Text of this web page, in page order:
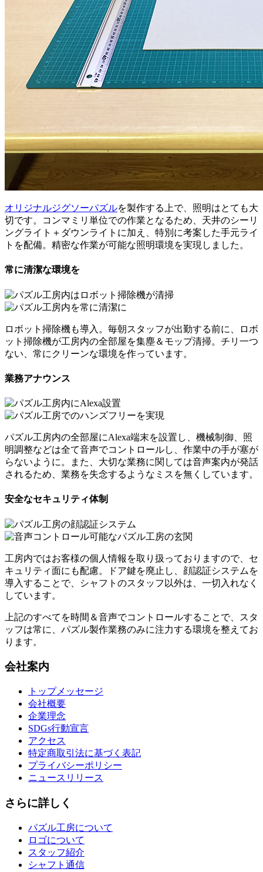
オリジナルジグソーパズルを製作する上で、照明はとても大
切です。コンマミリ単位での作業となるため、天井のシーリ
ングライト＋ダウンライトに加え、特別に考案した手元ライ
トを配備。精密な作業が可能な照明環境を実現しました。
常に清潔な環境を
ロボット掃除機も導入。毎朝スタッフが出勤する前に、ロボ
ット掃除機が工房内の全部屋を集塵＆モップ清掃。チリ一つ
ない、常にクリーンな環境を作っています。
業務アナウンス
パズル工房内の全部屋にAlexa端末を設置し、機械制御、照
明調整などは全て音声でコントロールし、作業中の手が塞が
らないように。また、大切な業務に関しては音声案内が発話
されるため、業務を失念するようなミスを無くしています。
安全なセキュリティ体制
工房内ではお客様の個人情報を取り扱っておりますので、セ
キュリティ面にも配慮。ドア鍵を廃止し、顔認証システムを
導入することで、シャフトのスタッフ以外は、一切入れなく
しています。
上記のすべてを時間＆音声でコントロールすることで、スタ
ッフは常に、パズル製作業務のみに注力する環境を整えてお
ります。
会社案内
トップメッセージ
会社概要
企業理念
SDGs行動宣言
アクセス
特定商取引法に基づく表記
プライバシーポリシー
ニュースリリース
さらに詳しく
パズル工房について
ロゴについて
スタッフ紹介
シャフト通信